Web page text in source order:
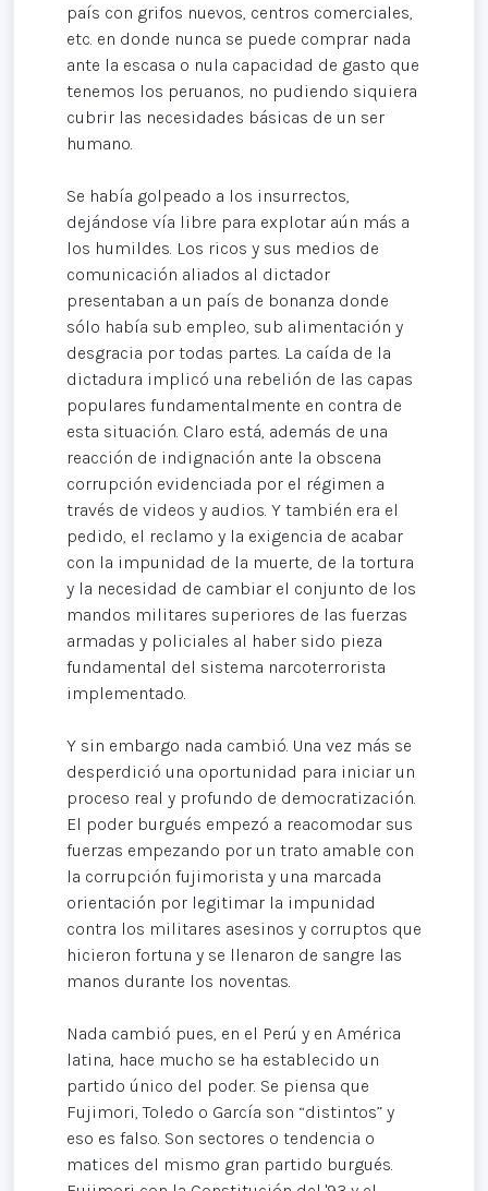
país con grifos nuevos, centros comerciales,
etc. en donde nunca se puede comprar nada
ante la escasa o nula capacidad de gasto que
tenemos los peruanos, no pudiendo siquiera
cubrir las necesidades básicas de un ser
humano.
Se había golpeado a los insurrectos,
dejándose vía libre para explotar aún más a
los humildes. Los ricos y sus medios de
comunicación aliados al dictador
presentaban a un país de bonanza donde
sólo había sub empleo, sub alimentación y
desgracia por todas partes. La caída de la
dictadura implicó una rebelión de las capas
populares fundamentalmente en contra de
esta situación. Claro está, además de una
reacción de indignación ante la obscena
corrupción evidenciada por el régimen a
través de videos y audios. Y también era el
pedido, el reclamo y la exigencia de acabar
con la impunidad de la muerte, de la tortura
y la necesidad de cambiar el conjunto de los
mandos militares superiores de las fuerzas
armadas y policiales al haber sido pieza
fundamental del sistema narcoterrorista
implementado.
Y sin embargo nada cambió. Una vez más se
desperdició una oportunidad para iniciar un
proceso real y profundo de democratización.
El poder burgués empezó a reacomodar sus
fuerzas empezando por un trato amable con
la corrupción fujimorista y una marcada
orientación por legitimar la impunidad
contra los militares asesinos y corruptos que
hicieron fortuna y se llenaron de sangre las
manos durante los noventas.
Nada cambió pues, en el Perú y en América
latina, hace mucho se ha establecido un
partido único del poder. Se piensa que
Fujimori, Toledo o García son “distintos” y
eso es falso. Son sectores o tendencia o
matices del mismo gran partido burgués.